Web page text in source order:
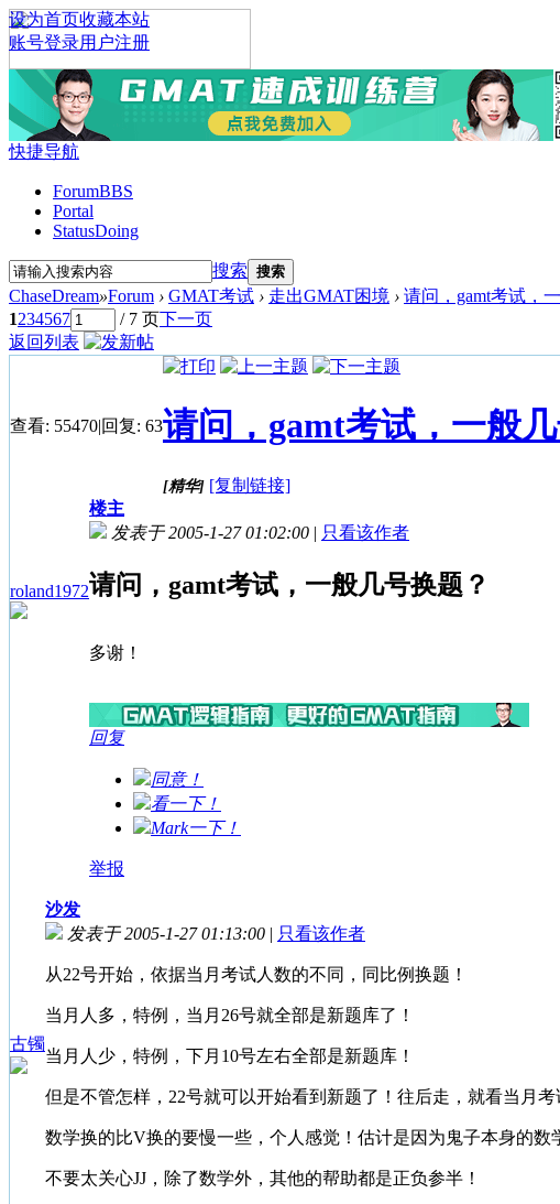
设为首页收藏本站
账号登录用户注册
快捷导航
ForumBBS
Portal
StatusDoing
搜索 搜索
ChaseDream»Forum › GMAT考试 › 走出GMAT困境 › 请问，gamt考试，
1234567 / 7 页下一页
返回列表
查看: 55470|回复: 63请问，gamt考试，一般
[精华] [复制链接]
roland1972
楼主
发表于 2005-1-27 01:02:00 | 只看该作者
请问，gamt考试，一般几号换题？
多谢！
回复
同意！
看一下！
Mark一下！
举报
古镯
沙发
发表于 2005-1-27 01:13:00 | 只看该作者
从22号开始，依据当月考试人数的不同，同比例换题！
当月人多，特例，当月26号就全部是新题库了！
当月人少，特例，下月10号左右全部是新题库！
但是不管怎样，22号就可以开始看到新题了！往后走，就看当月考
数学换的比V换的要慢一些，个人感觉！估计是因为鬼子本身的数
不要太关心JJ，除了数学外，其他的帮助都是正负参半！